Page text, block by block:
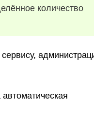
количество